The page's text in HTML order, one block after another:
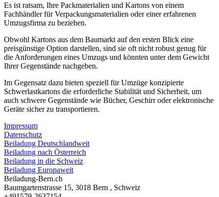
Es ist ratsam, Ihre Packmaterialien und Kartons von einem
Fachhändler für Verpackungsmaterialien oder einer erfahrenen
Umzugsfirma zu beziehen.
Obwohl Kartons aus dem Baumarkt auf den ersten Blick eine
preisgünstige Option darstellen, sind sie oft nicht robust genug für
die Anforderungen eines Umzugs und könnten unter dem Gewicht
Ihrer Gegenstände nachgeben.
Im Gegensatz dazu bieten speziell für Umzüge konzipierte
Schwerlastkartons die erforderliche Stabilität und Sicherheit, um
auch schwere Gegenstände wie Bücher, Geschirr oder elektronische
Geräte sicher zu transportieren.
Impressum
Datenschutz
Beiladung Deutschlandweit
Beiladung nach Österreich
Beiladung in die Schweiz
Beiladung Europaweit
Beiladung-Bern.ch
Baumgartenstrasse 15, 3018 Bern ⁠ , Schweiz